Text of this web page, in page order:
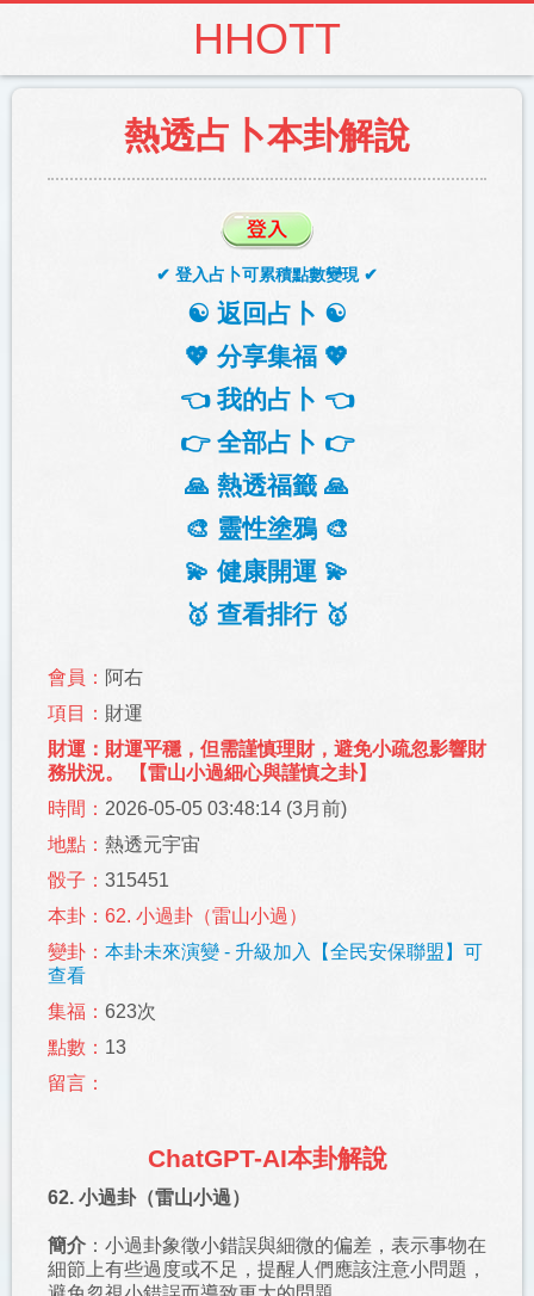
HHOTT
熱透占卜本卦解說
✔ 登入占卜可累積點數變現 ✔
☯️ 返回占卜 ☯️
💖 分享集福 💖
👈 我的占卜 👈
👉 全部占卜 👉
🙏 熱透福籤 🙏
🎨 靈性塗鴉 🎨
💫 健康開運 💫
🥇 查看排行 🥇
會員： 阿右
項目： 財運
財運：財運平穩，但需謹慎理財，避免小疏忽影響財
務狀況。 【雷山小過細心與謹慎之卦】
時間： 2026-05-05 03:48:14 (3月前)
地點： 熱透元宇宙
骰子： 315451
本卦：62. 小過卦（雷山小過）
變卦： 本卦未來演變 - 升級加入【全民安保聯盟】可
查看
集福： 623次
點數： 13
留言：
ChatGPT-AI本卦解說
62. 小過卦（雷山小過）
簡介 ：小過卦象徵小錯誤與細微的偏差，表示事物在
細節上有些過度或不足，提醒人們應該注意小問題，